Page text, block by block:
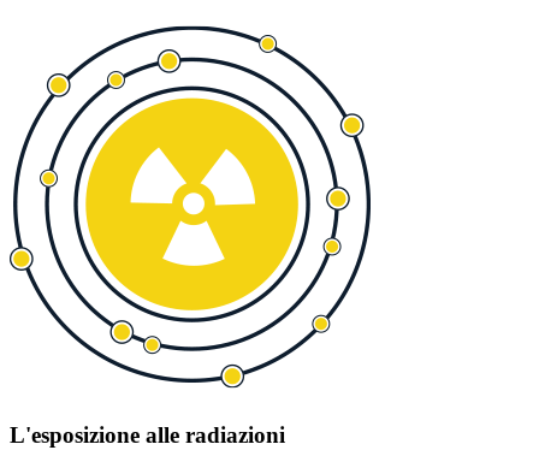
L'esposizione alle radiazioni